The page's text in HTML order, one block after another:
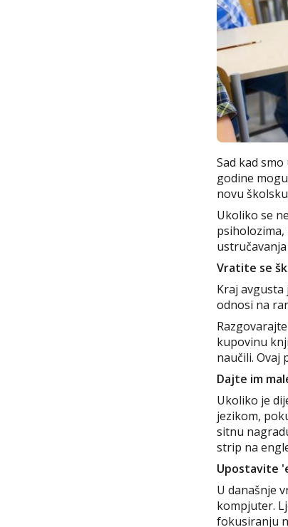
Sad kad
godine
novu
Ukoliko se
Vratite se
Kraj
odnosi na
kupovinu
naučili. Ovaj
Dajte im
Ukoliko je
jezikom,
sitnu
strip na
Upostavite
U današnje
kompjuter.
fokusiranju